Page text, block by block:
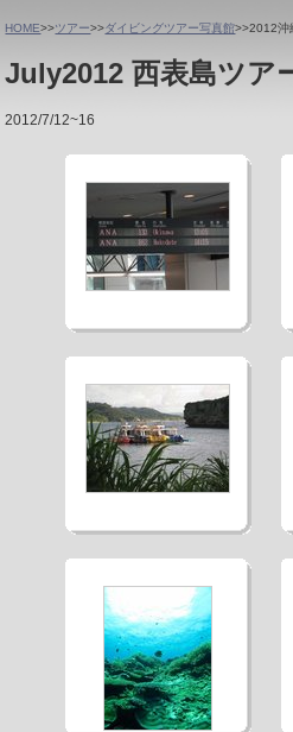
HOME>>ツアー>>ダイビングツアー写真館>>2012沖
July2012 西表島ツア
2012/7/12~16